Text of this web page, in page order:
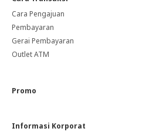
Informasi Korporat
Cara Pengajuan
Pembayaran
Gerai Pembayaran
Outlet ATM
Promo